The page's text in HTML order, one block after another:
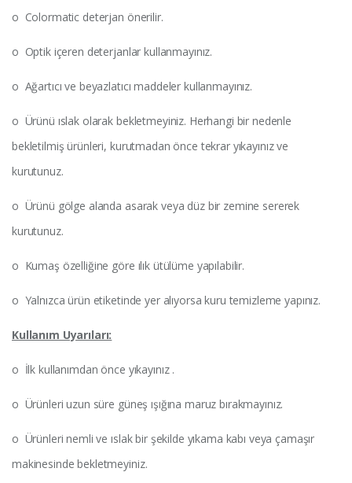
o Colormatic deterjan önerilir.
o Optik içeren deterjanlar kullanmayınız.
o Ağartıcı ve beyazlatıcı maddeler kullanmayınız.
o Ürünü ıslak olarak bekletmeyiniz. Herhangi bir nedenle
bekletilmiş ürünleri, kurutmadan önce tekrar yıkayınız ve
kurutunuz.
o Ürünü gölge alanda asarak veya düz bir zemine sererek
kurutunuz.
o Kumaş özelliğine göre ılık ütülüme yapılabilir.
o Yalnızca ürün etiketinde yer alıyorsa kuru temizleme yapınız.
Kullanım Uyarıları:
o İlk kullanımdan önce yıkayınız .
o Ürünleri uzun süre güneş ışığına maruz bırakmayınız.
o Ürünleri nemli ve ıslak bir şekilde yıkama kabı veya çamaşır
makinesinde bekletmeyiniz.